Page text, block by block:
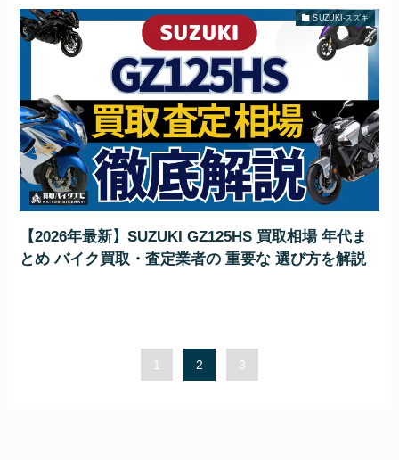
SUZUKI-スズキ
【2026年最新】SUZUKI GZ125HS 買取相場 年代ま
とめ バイク買取・査定業者の 重要な 選び方を解説
1 2 3